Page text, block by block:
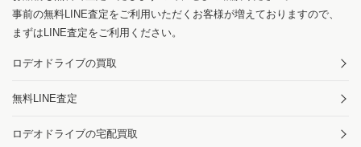
事前の無料LINE査定をご利用いただくお客様が増えておりますので、
まずはLINE査定をご利用ください。
ロデオドライブの買取
無料LINE査定
ロデオドライブの宅配買取